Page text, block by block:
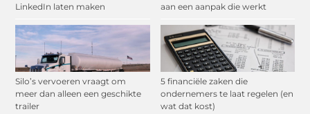
LinkedIn laten maken
aan een aanpak die werkt
Silo’s vervoeren vraagt om
meer dan alleen een geschikte
trailer
5 financiële zaken die
ondernemers te laat regelen (en
wat dat kost)